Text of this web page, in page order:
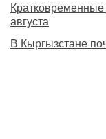
августа
В Кыргызстане